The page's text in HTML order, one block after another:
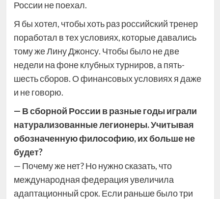
России не поехал.
Я бы хотел, чтобы хоть раз российский тренер
поработал в тех условиях, которые давались
тому же Лину Джонсу. Чтобы было не две
недели на фоне клубных турниров, а пять-
шесть сборов. О финансовых условиях я даже
и не говорю.
— В сборной России в разные годы играли
натурализованные легионеры. Учитывая
обозначенную философию, их больше не
будет?
— Почему же нет? Но нужно сказать, что
международная федерация увеличила
адаптационный срок. Если раньше было три